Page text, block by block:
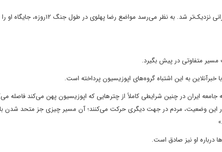
در کنار این یک‌صدایی، حکومت جمهوری اسلامی نیز به نمادهای ایرانی نزدیک‌تر شد. به نظر می‌رسد
مسیر متفاوتی در پیش بگیرد.
به این اشتباه گروه‌های اپوزیسیون پرداخته است.
جامعه ایران در چنین شرایطی کاملاً از چترهایی که اپوزیسیون پهن می‌کند فاصله
این وضعیت، مردم در جهت دیگری حرکت می‌کنند؛ آن مسیر چیزی جز متحد شدن
درباره او نیز صادق است.